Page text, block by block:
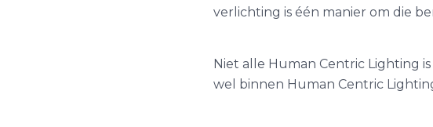
verlichting is één manier om die
Niet alle Human Centric Lighting
wel binnen Human Centric